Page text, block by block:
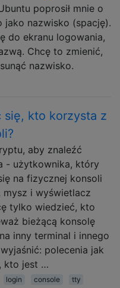
poprosił mnie o
jako nazwisko (spację).
do ekranu logowania,
Chcę to zmienić,
nazwisko.
się, kto korzysta z
aby znaleźć
- użytkownika, który
na fizycznej konsoli
i wyświetlacz
tylko wiedzieć, kto
bieżącą konsolę
inny terminal i innego
polecenia jak
kto jest …
login console tty